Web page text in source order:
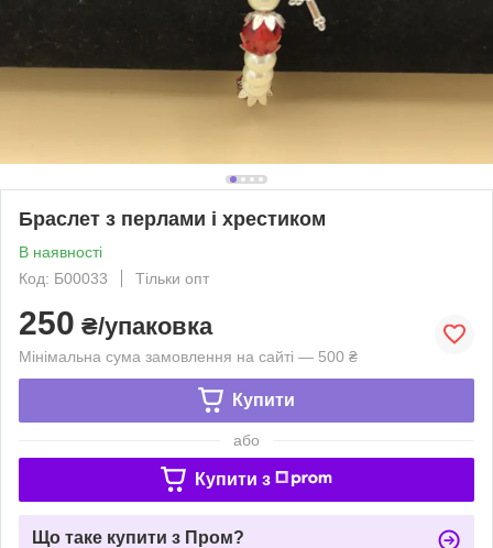
Браслет з перлами і хрестиком
В наявності
Код: Б00033
Тільки опт
250 ₴/упаковка
Мінімальна сума замовлення на сайті — 500 ₴
Купити
або
Купити з
Що таке купити з Пром?